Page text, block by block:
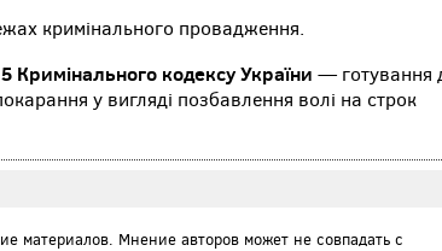
кримінального провадження.
Кримінального кодексу України — готування
у вигляді позбавлення волі на строк
материалов. Мнение авторов может не совпадать с